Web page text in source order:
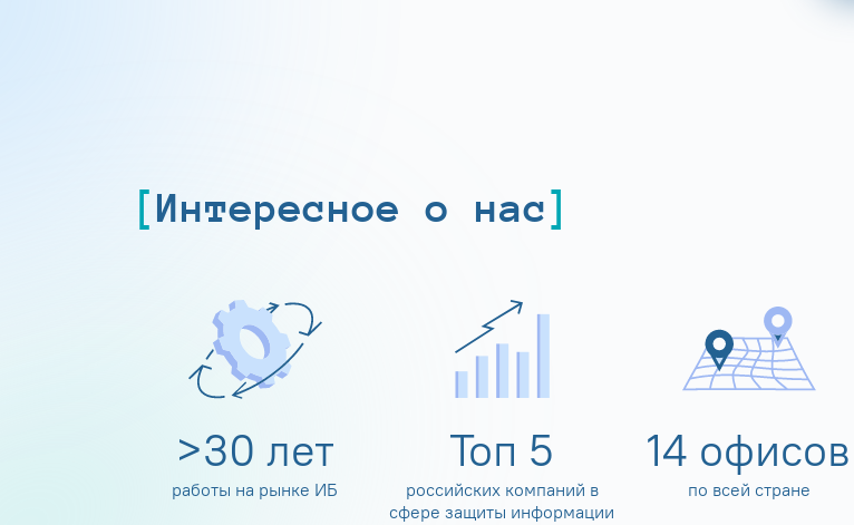
Интересное о нас
>30 лет
работы на рынке ИБ
Топ 5
российских компаний в
сфере защиты информации
14 офисов
по всей стране